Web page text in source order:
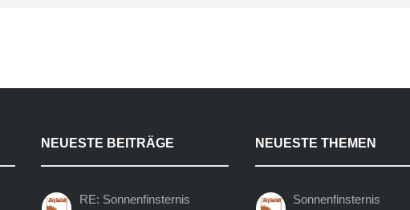
NEUESTE BEITRÄGE
RE: Sonnenfinsternis
NEUESTE THEMEN
Sonnenfinsternis